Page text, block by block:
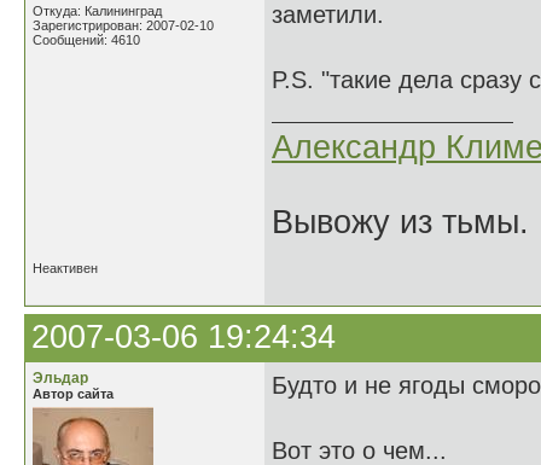
Откуда: Калининград
Зарегистрирован: 2007-02-10
Сообщений: 4610
заметили.
P.S. "такие дела сразу
Александр
Вывожу из тьмы.
Неактивен
2007-03-06 19:24:34
Эльдар
Автор сайта Будто и не ягоды
Вот это о чем...